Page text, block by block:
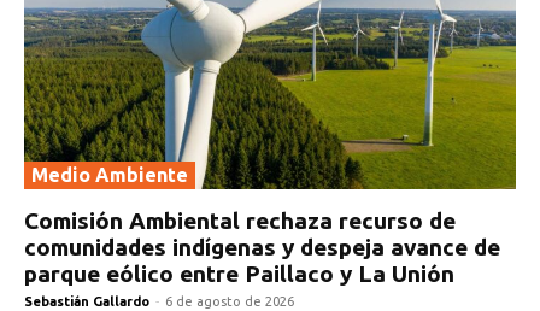
Medio Ambiente
Comisión Ambiental rechaza recurso de
comunidades indígenas y despeja avance de
parque eólico entre Paillaco y La Unión
Sebastián Gallardo - 6 de agosto de 2026